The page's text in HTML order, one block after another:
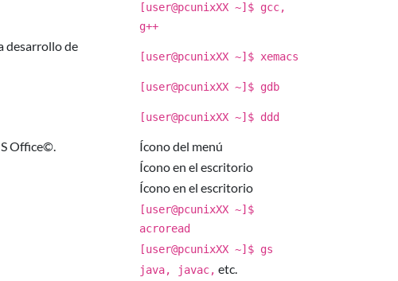
[user@pcunixXX ~]$ gcc,
g++
desarrollo de
[user@pcunixXX ~]$ xemacs
[user@pcunixXX ~]$ gdb
[user@pcunixXX ~]$ ddd
Office©.
Ícono del menú
Ícono en el escritorio
Ícono en el escritorio
[user@pcunixXX ~]$
acroread
[user@pcunixXX ~]$ gs
java, javac, etc.